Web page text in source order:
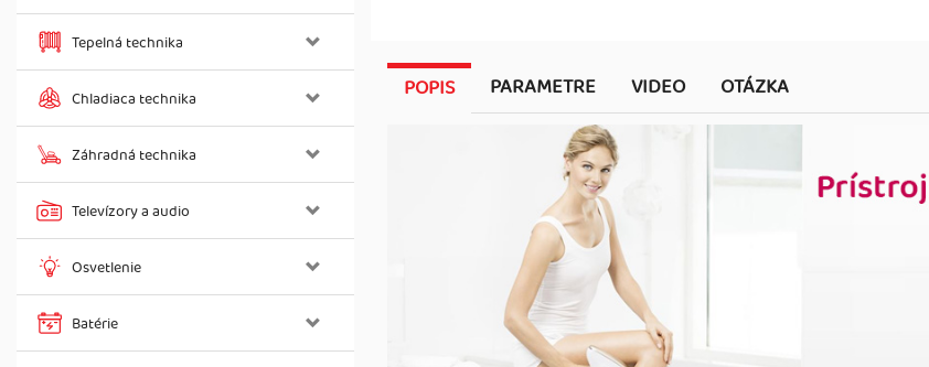
Tepelná technika
Chladiaca technika
Záhradná technika
Televízory a audio
Osvetlenie
Batérie
POPIS PARAMETRE VIDEO OTÁZKA